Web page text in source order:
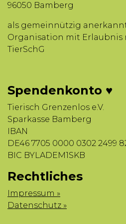
96050 Bamberg
als gemeinnützig
Organisation mit Erlaubnis
TierSchG
Spendenkonto ♥
Tierisch Grenzenlos e.V.
Sparkasse Bamberg
IBAN
DE46 7705 0000 0302 2499
BIC BYLADEM1SKB
Rechtliches
Impressum »
Datenschutz »